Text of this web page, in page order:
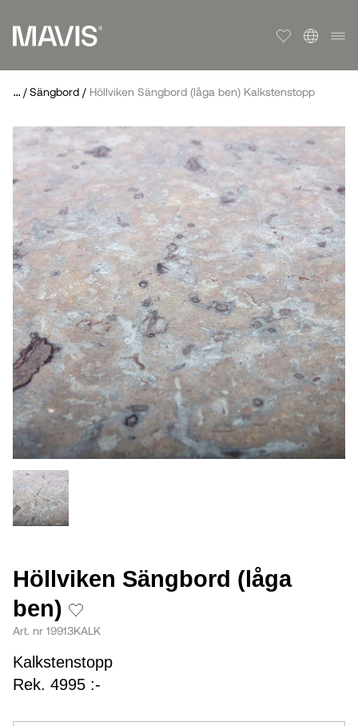
... / Sängbord / Höllviken Sängbord (låga ben) Kalkstenstopp
Höllviken Sängbord (låga
ben)
Art. nr 19913KALK
Kalkstenstopp
Rek. 4995 :-